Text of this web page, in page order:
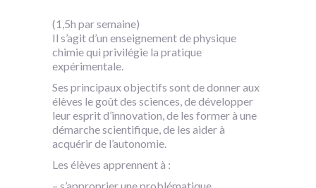
(1,5h par semaine)
Il s’agit d’un enseignement de physique
chimie qui privilégie la pratique
expérimentale.
Ses principaux objectifs sont de donner aux
élèves le goût des sciences, de développer
leur esprit d’innovation, de les former à une
démarche scientifique, de les aider à
acquérir de l’autonomie.
Les élèves apprennent à :